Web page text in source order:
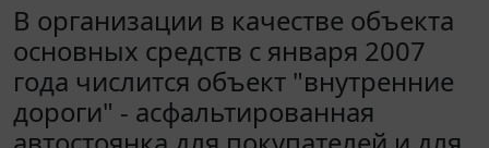
В организации в качестве объекта
основных средств с января 2007
года числится объект "внутренние
дороги" - асфальтированная